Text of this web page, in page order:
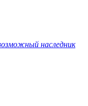
наследник